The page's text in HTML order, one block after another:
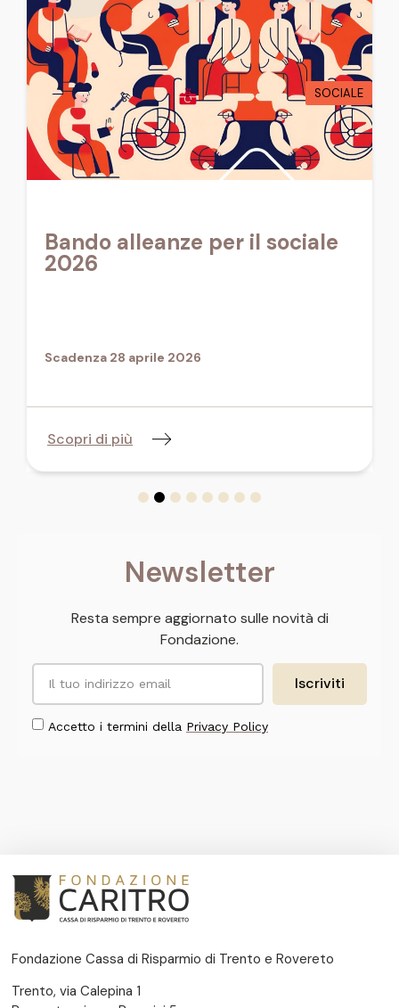
Bando alleanze per il sociale
2026
Scadenza 28 aprile 2026
Scopri di più
SOCIALE
Newsletter
Resta sempre aggiornato sulle novità di
Fondazione.
Accetto i termini della Privacy Policy
Iscriviti
Fondazione Cassa di Risparmio di Trento e Rovereto
Trento, via Calepina 1